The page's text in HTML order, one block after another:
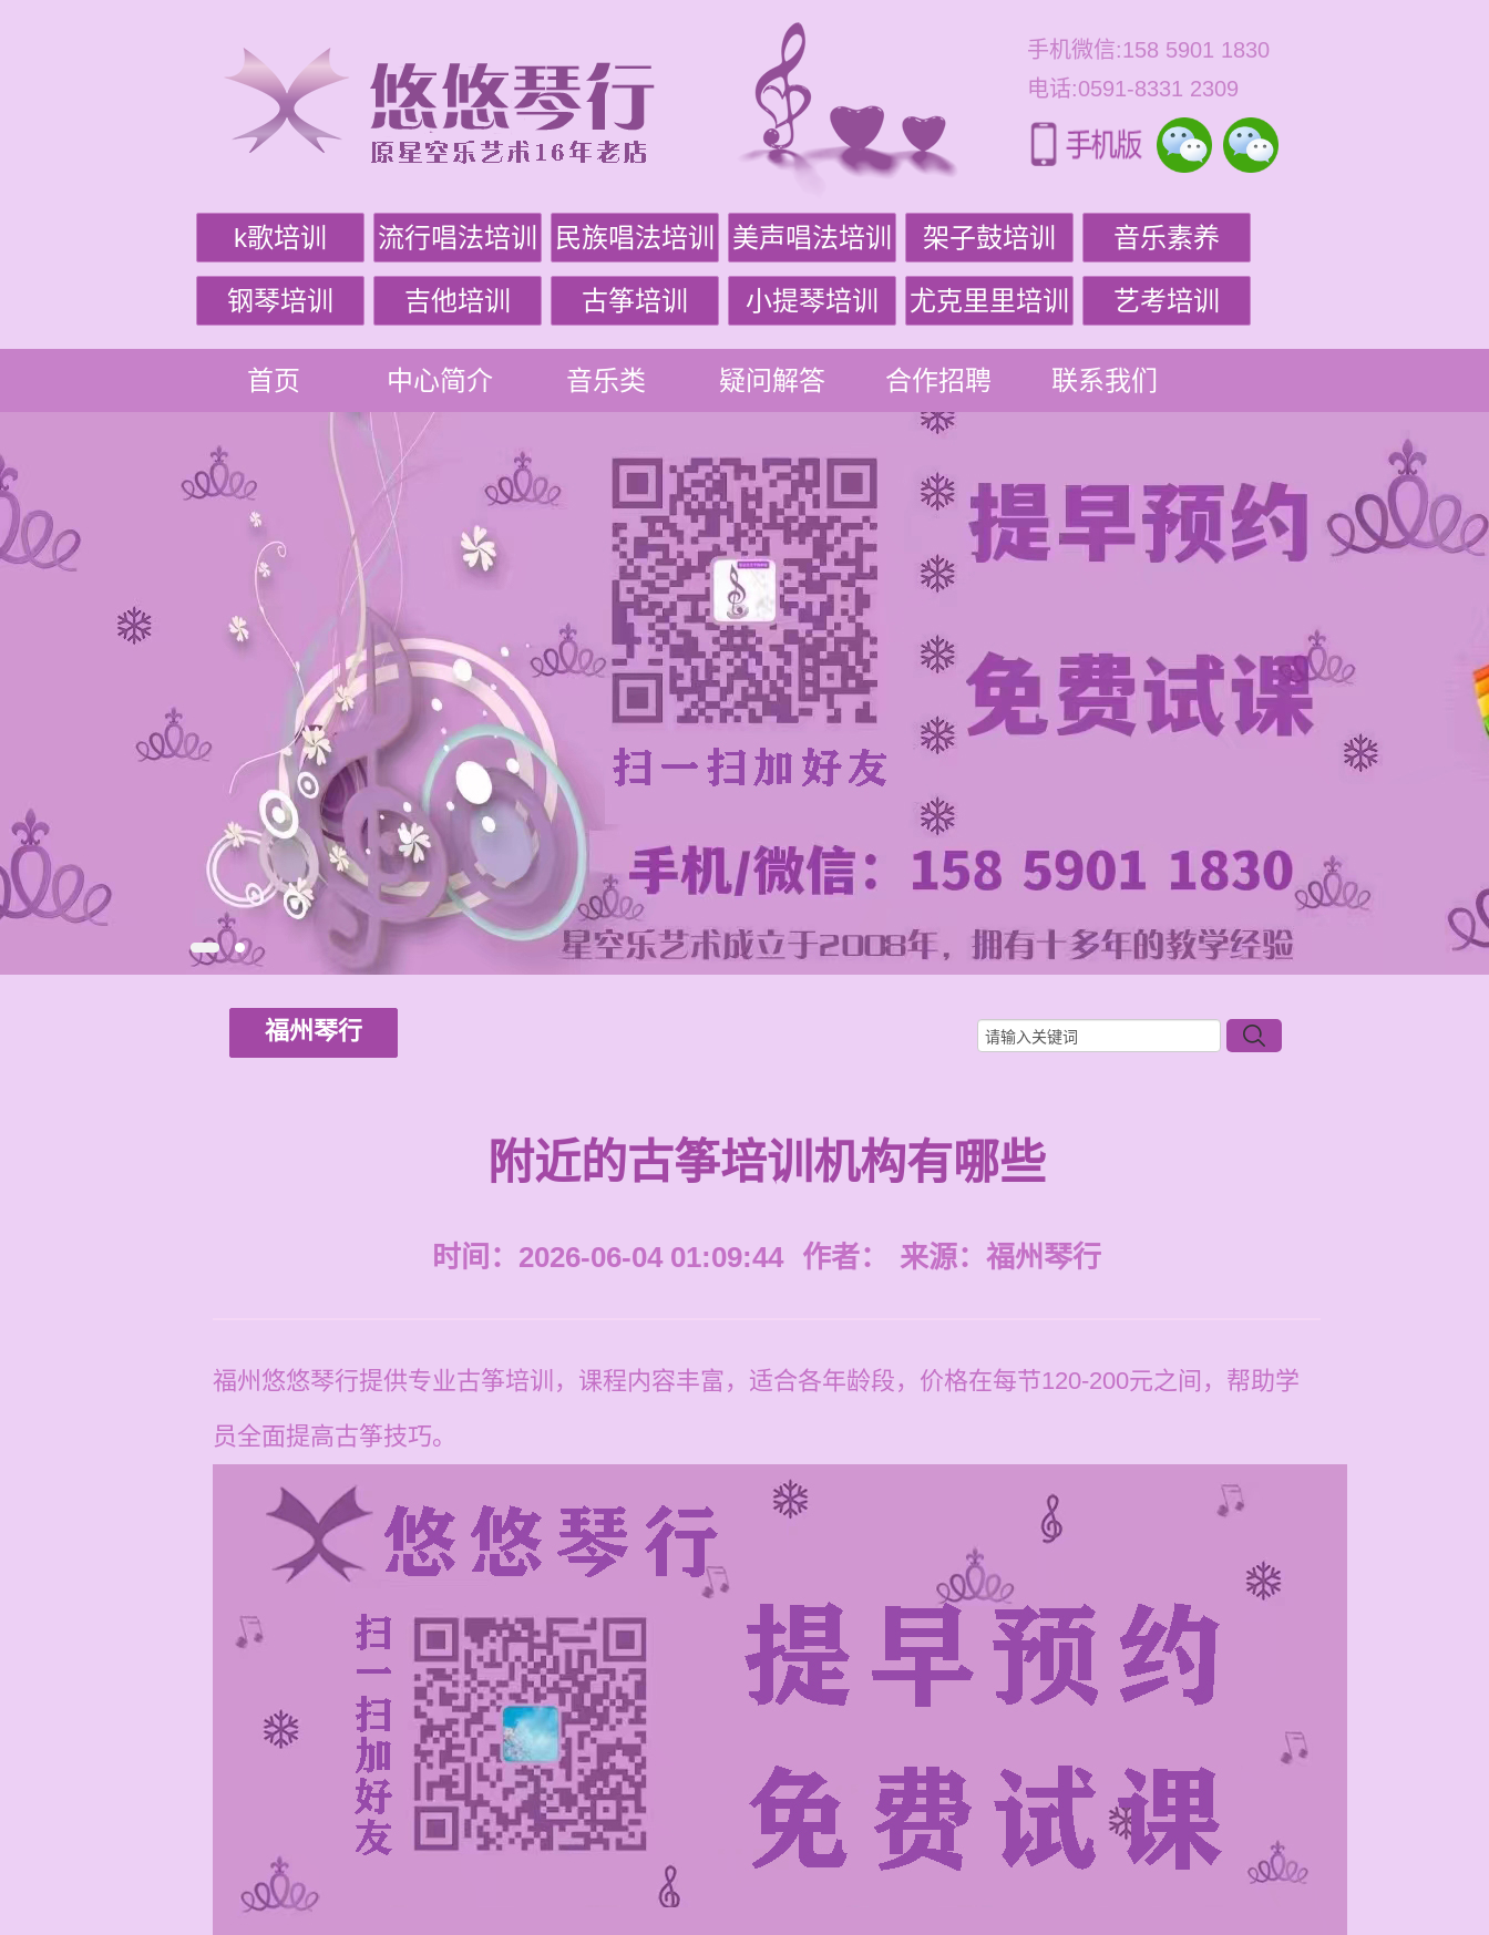
手机微信:158 5901 1830
电话:0591-8331 2309
k歌培训 流行唱法培训 民族唱法培训 美声唱法培训 架子鼓培训 音乐素养
钢琴培训 吉他培训 古筝培训 小提琴培训 尤克里里培训 艺考培训
首页 中心简介 音乐类 疑问解答 合作招聘 联系我们
福州琴行
附近的古筝培训机构有哪些
时间：2026-06-04 01:09:44 作者： 来源： 福州琴行
福州悠悠琴行提供专业古筝培训，课程内容丰富，适合各年龄段，价格在每节120-200元之间，帮助学
员全面提高古筝技巧。